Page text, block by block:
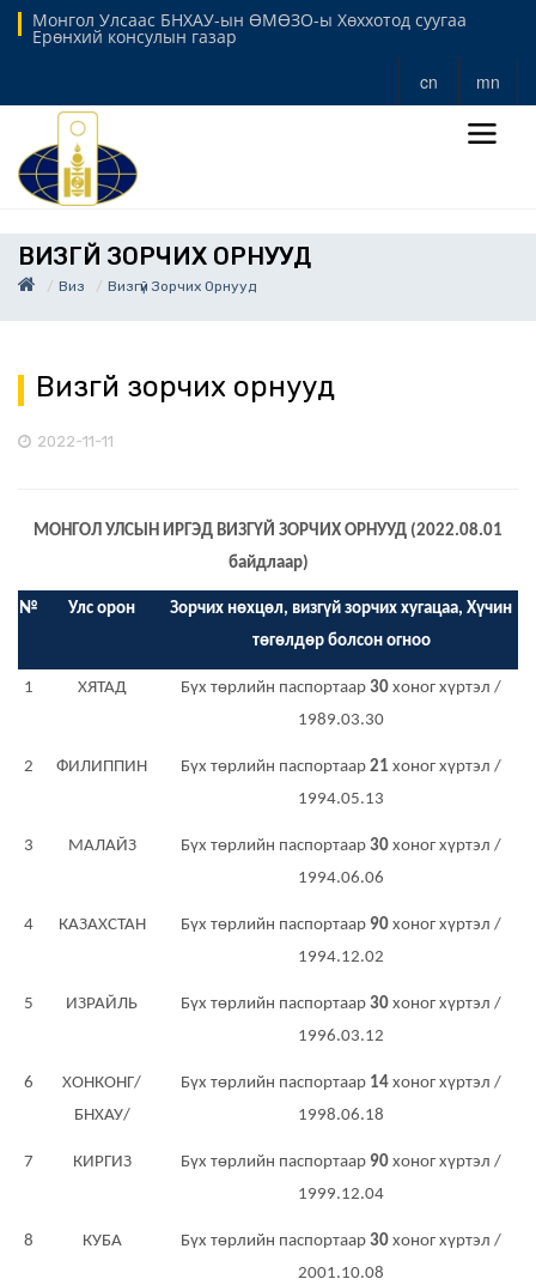
Монгол Улсаас БНХАУ-ын ӨМӨЗО-ы Хөххотод суугаа
Ерөнхий консулын газар
cn mn
ВИЗГҮЙ ЗОРЧИХ ОРНУУД
Виз Визгүй Зорчих Орнууд
Визгүй зорчих орнууд
2022-11-11
МОНГОЛ УЛСЫН ИРГЭД ВИЗГҮЙ ЗОРЧИХ ОРНУУД (2022.08.01
байдлаар)
№ Улс орон
Зорчих нөхцөл, визгүй зорчих хугацаа, Хүчин
төгөлдөр болсон огноо
1 ХЯТАД Бүх төрлийн паспортаар 30 хоног хүртэл /
1989.03.30
2 ФИЛИППИН Бүх төрлийн паспортаар 21 хоног хүртэл /
1994.05.13
3 МАЛАЙЗ Бүх төрлийн паспортаар 30 хоног хүртэл /
1994.06.06
4 КАЗАХСТАН Бүх төрлийн паспортаар 90 хоног хүртэл /
1994.12.02
5 ИЗРАЙЛЬ Бүх төрлийн паспортаар 30 хоног хүртэл /
1996.03.12
6
ХОНКОНГ/
БНХАУ/
Бүх төрлийн паспортаар 14 хоног хүртэл /
1998.06.18
7 КИРГИЗ Бүх төрлийн паспортаар 90 хоног хүртэл /
1999.12.04
8 КУБА Бүх төрлийн паспортаар 30 хоног хүртэл /
2001.10.08